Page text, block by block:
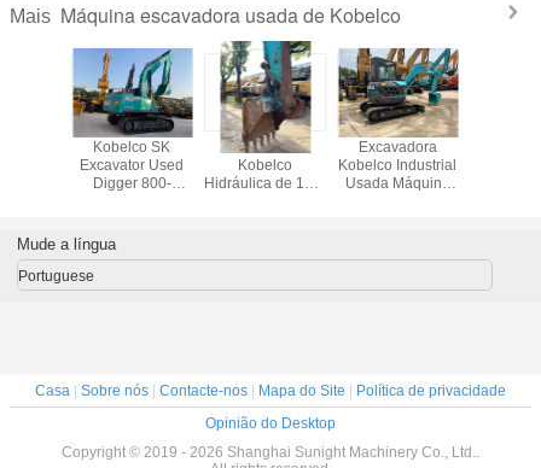
Mais Máquina escavadora usada de Kobelco
Kobelco SK
Excavator Used
Digger 800-
Excavadora
Kobelco
Hidráulica de 10 a
Excavadora
Kobelco Industrial
Usada Máquina
Mude a língua
Portuguese
Casa Sobre nós Contacte-nos Mapa do Site
Política de privacidade
Opinião do Desktop
Copyright © 2019 - 2026 Shanghai Sunight Machinery Co., Ltd..